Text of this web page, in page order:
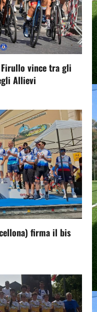
Firullo vince tra gli
Allievi
firma il bis